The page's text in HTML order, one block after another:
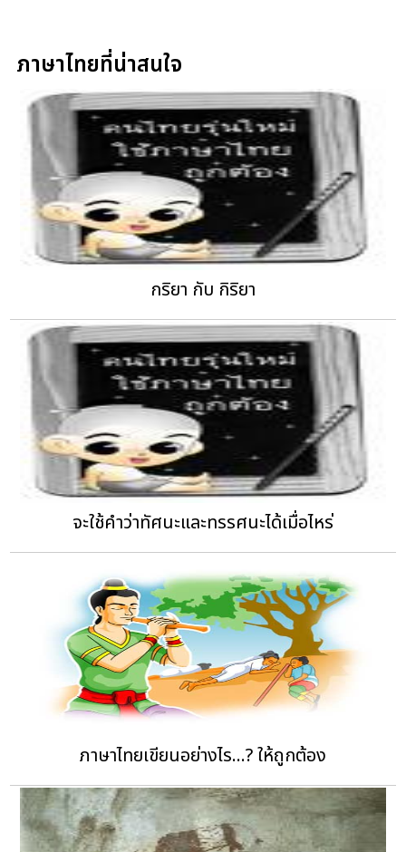
ภาษาไทยที่น่าสนใจ
กริยา กับ กิริยา
จะใช้คำว่าทัศนะและทรรศนะได้เมื่อไหร่
ภาษาไทยเขียนอย่างไร...? ให้ถูกต้อง